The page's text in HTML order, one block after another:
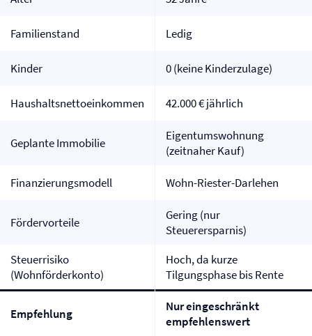
Familienstand Ledig
Kinder 0 (keine Kinderzulage)
Haushaltsnettoeinkommen 42.000 € jährlich
Geplante Immobilie
Eigentumswohnung
(zeitnaher Kauf)
Finanzierungsmodell Wohn-Riester-Darlehen
Fördervorteile
Gering (nur
Steuerersparnis)
Steuerrisiko
(Wohnförderkonto)
Hoch, da kurze
Tilgungsphase bis Rente
Empfehlung
Nur eingeschränkt
empfehlenswert